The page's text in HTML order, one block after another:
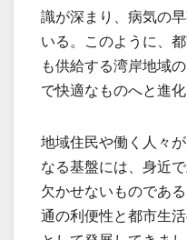
識が深まり、病気の
いる。このように、
も供給する湾岸地域
で快適なものへと進化
地域住民や働く人々
なる基盤には、身近
欠かせないものであ
通の利便性と都市生